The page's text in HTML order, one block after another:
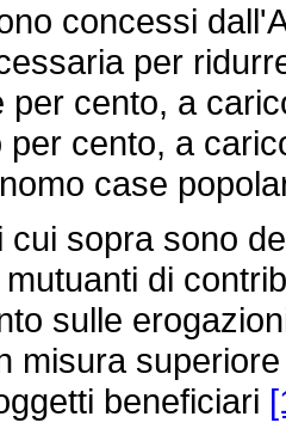
concessi
per
per cento, a
per cento, a
case
sopra sono
di
sulle
misura
beneficiari